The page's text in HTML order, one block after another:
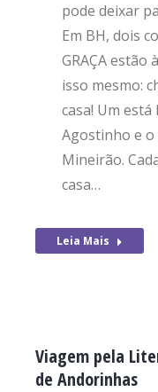
pode deixar
Em BH, dois
GRAÇA estão
isso mesmo:
casa! Um
Agostinho e
Mineirão.
casa…
Leia Mais
Viagem pela
de Andorinhas